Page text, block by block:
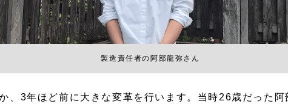
製造責任者の阿部龍弥さん
、3年ほど前に大きな変革を行います。当時26歳だった阿